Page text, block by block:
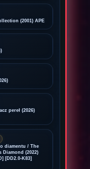
(2001) APE
pereł (2026)
diamentu / The
Diamond (2022)
[DD2.0-K83]